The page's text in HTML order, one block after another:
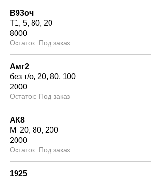
В93оч
Т1 5 80 20
8000
Под заказ
Амг2
без т/о 20 80 100
2000
Под заказ
АК8
М
20 80 200
2000
Под заказ
1925